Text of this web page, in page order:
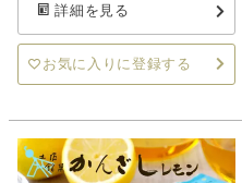
詳細を見る
お気に入りに登録する